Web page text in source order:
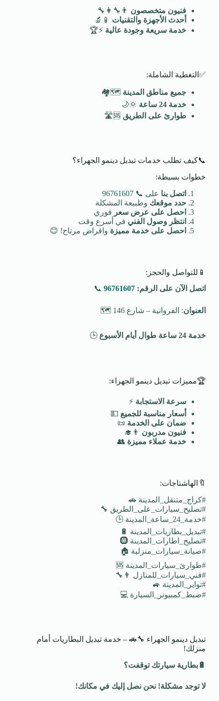
فنيون متخصصون 👨‍🔧👩‍🔧
أحدث الأجهزة والتقنيات 📱🔬
خدمة سريعة وجودة عالية ⚡🏆
✅التغطية الشاملة:
جميع مناطق المدينة 🗺️🏘️
خدمة 24 ساعة
🌞🌙
طوارئ على الطريق
📞كيف تطلب خدمات تبديل دينمو الجهراء؟
خطوات بسيطة:
اتصل بنا على 📞 96761607
حدد موقعك وطبيعة المشكلة
احصل على عرض سعر فوري
انتظر وصول الفني في أسرع وقت
احصل على خدمة مميزة واقراض مرتاح! 😊
📱للتواصل والحجز:
اتصل الآن على الرقم: 96761607
📞
العنوان: الفروانية – شارع 146 🗺️
خدمة 24 ساعة طوال أيام الأسبوع 🕒
🏆مميزات تبديل دينمو الجهراء:
سرعة الاستجابة ⚡
أسعار مناسبة للجميع 💵
ضمان على الخدمة 📜
فنيون مدربون 👨‍🎓
خدمة عملاء مميزة 👥
🔖الهاشتاجات:
#كراج_متنقل_المدينة 🚗
#تصليح_سيارات_على_الطريق 🔧
#خدمة_24_ساعة_المدينة 🕒
#تبديل_بطاريات_المدينة 🔋
#تصليح_اطارات_المدينة 🛞
#صيانة_سيارات_منزلية 🏠
#طوارئ_سيارات_المدينة 🆘
#فني_سيارات_للمنازل 👨‍🔧
#تواير_المدينة 🚙
#ضبط_كمبيوتر_السيارة 💻
تبديل دينمو الجهراء 🔧🚗 – خدمة تبديل البطاريات أمام
منزلك!
🔋 بطارية سيارتك توقفت؟
لا توجد مشكلة! نحن نصل إليك في مكانك!